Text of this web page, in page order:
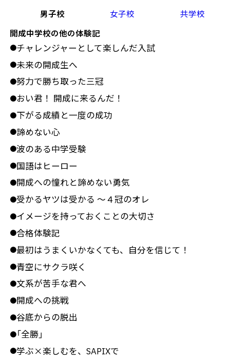
男子校
女子校
共学校
開成中学校の他の体験記
●チャレンジャーとして楽しんだ入試
●未来の開成生へ
●努力で勝ち取った三冠
●おい君！ 開成に来るんだ！
●下がる成績と一度の成功
●諦めない心
●波のある中学受験
●国語はヒーロー
●開成への憧れと諦めない勇気
●受かるヤツは受かる ～４冠のオレ
●イメージを持っておくことの大切さ
●合格体験記
●最初はうまくいかなくても、自分を信じて！
●青空にサクラ咲く
●文系が苦手な君へ
●開成への挑戦
●谷底からの脱出
●「全勝」
●学ぶ×楽しむを、SAPIXで